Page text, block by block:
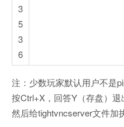
3
5
3
6
注：少数玩家默认用户不是
按Ctrl+X，回答Y（存盘）退
然后给tightvncserver文件加